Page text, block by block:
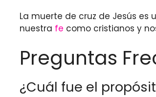
La muerte de cruz de Jesús
nuestra fe como cristianos y
Preguntas
¿Cuál fue el